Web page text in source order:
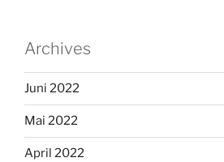
Archives
Juni 2022
Mai 2022
April 2022